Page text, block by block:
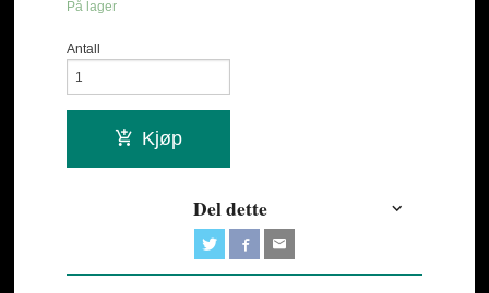
På lager
Antall
Kjøp
Del dette